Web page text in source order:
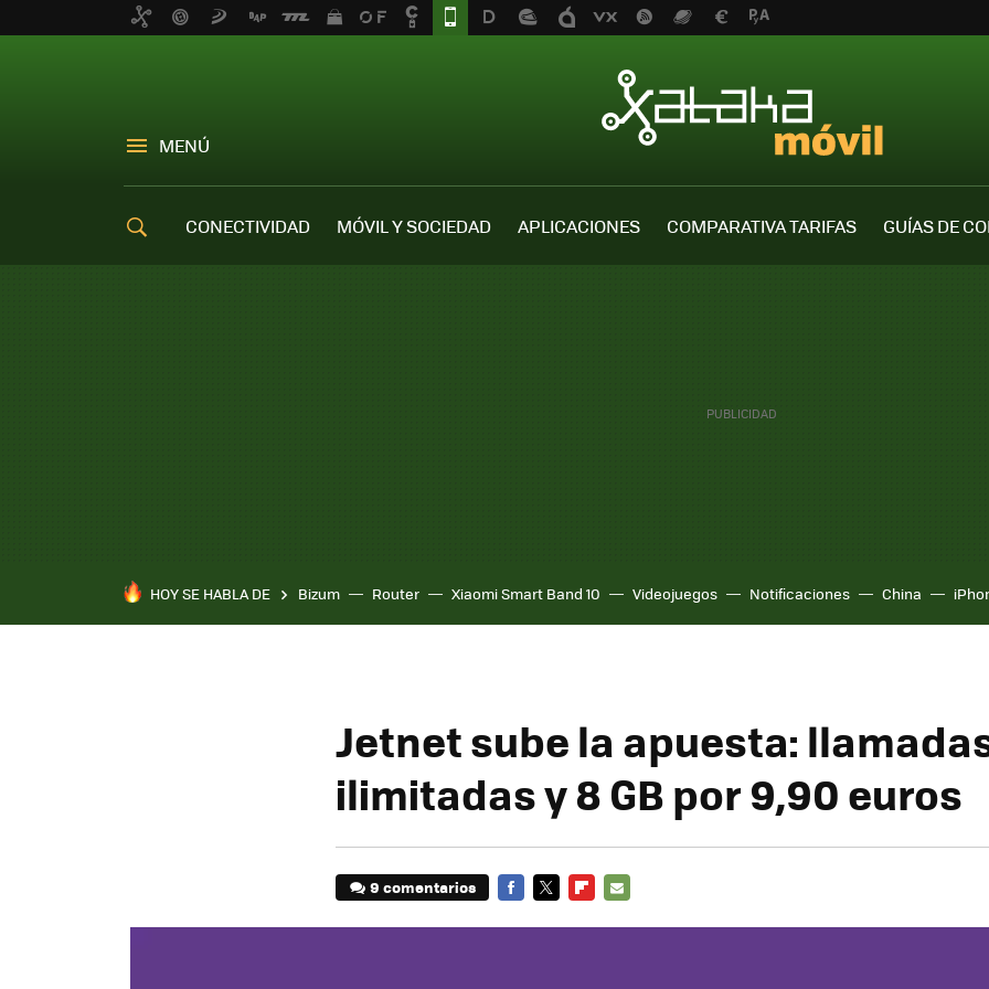
MENÚ
CONECTIVIDAD MÓVIL Y SOCIEDAD APLICACIONES COMPARATIVA TARIFAS
GUÍAS DE
HOY SE HABLA DE Bizum Router Xiaomi Smart Band 10 Videojuegos Notificaciones China
Jetnet sube la apuesta:
ilimitadas y 8 GB por 9,90 euros
9 comentarios